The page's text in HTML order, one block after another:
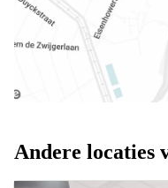
Andere locaties